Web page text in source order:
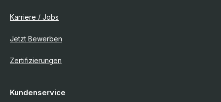
Karriere / Jobs
Jetzt Bewerben
Zertifizierungen
Kundenservice